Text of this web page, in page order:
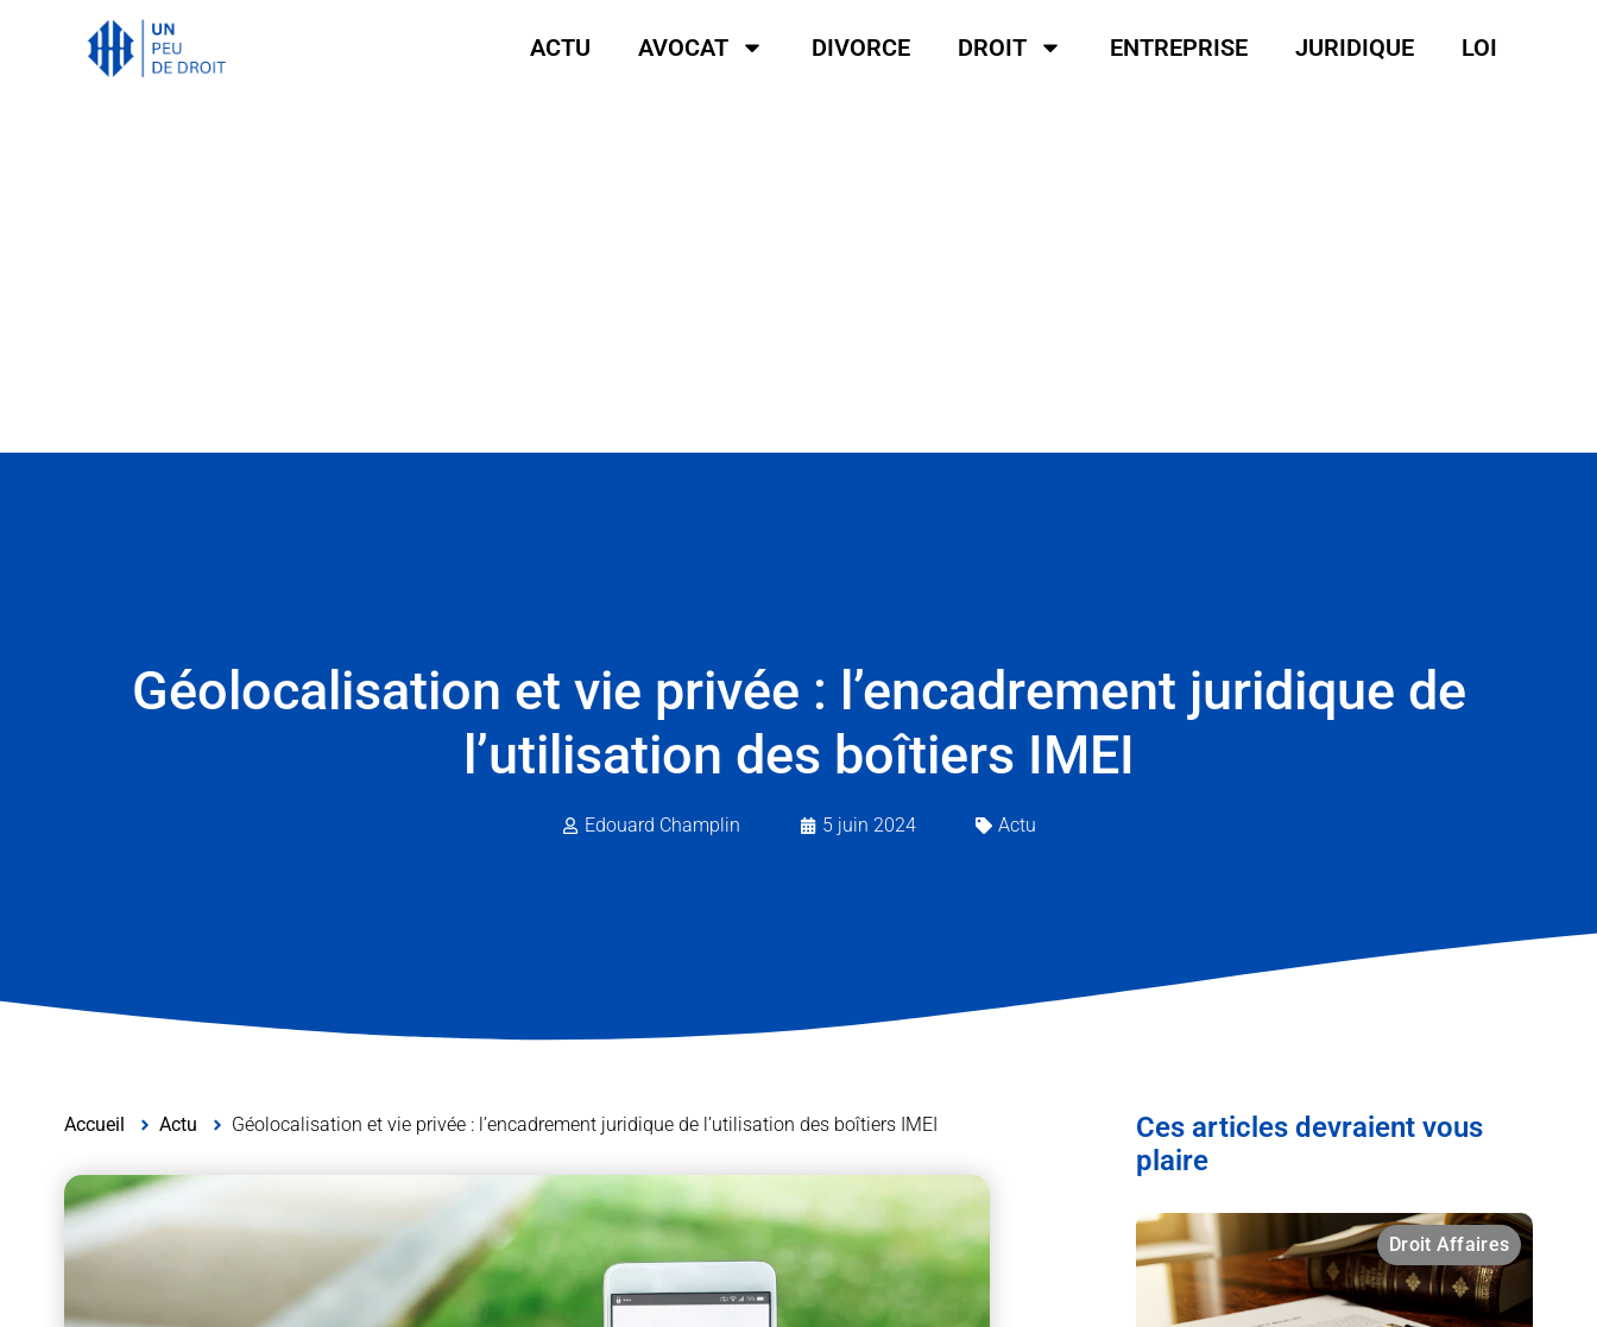
ACTU AVOCAT DIVORCE DROIT ENTREPRISE JURIDIQUE LOI
Géolocalisation et vie privée : l’encadrement juridique de
l’utilisation des boîtiers IMEI
Edouard Champlin 5 juin 2024 Actu
Accueil Actu Géolocalisation et vie privée : l’encadrement juridique de l’utilisation des boîtiers IMEI
Ces articles devraient vous
plaire
Droit Affaires